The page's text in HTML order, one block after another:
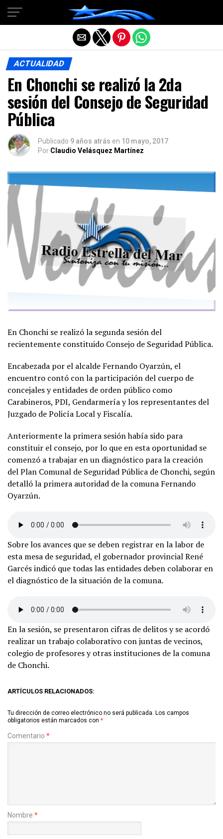
ACTUALIDAD
En Chonchi se realizó la 2da
sesión del Consejo de Seguridad
Pública
Publicado 9 años atrás en 10 mayo, 2017
Por Claudio Velásquez Martínez
En Chonchi se realizó la segunda sesión del
recientemente constituido Consejo de Seguridad Pública.
Encabezada por el alcalde Fernando Oyarzún, el
encuentro contó con la participación del cuerpo de
concejales y entidades de orden público como
Carabineros, PDI, Gendarmería y los representantes del
Juzgado de Policía Local y Fiscalía.
Anteriormente la primera sesión había sido para
constituir el consejo, por lo que en esta oportunidad se
comenzó a trabajar en un diagnóstico para la creación
del Plan Comunal de Seguridad Pública de Chonchi, según
detalló la primera autoridad de la comuna Fernando
Oyarzún.
Sobre los avances que se deben registrar en la labor de
esta mesa de seguridad, el gobernador provincial René
Garcés indicó que todas las entidades deben colaborar en
el diagnóstico de la situación de la comuna.
En la sesión, se presentaron cifras de delitos y se acordó
realizar un trabajo colaborativo con juntas de vecinos,
colegio de profesores y otras instituciones de la comuna
de Chonchi.
ARTÍCULOS RELACIONADOS:
Tu dirección de correo electrónico no será publicada. Los campos
obligatorios están marcados con *
Comentario *
Nombre *
Salir de la versión móvil